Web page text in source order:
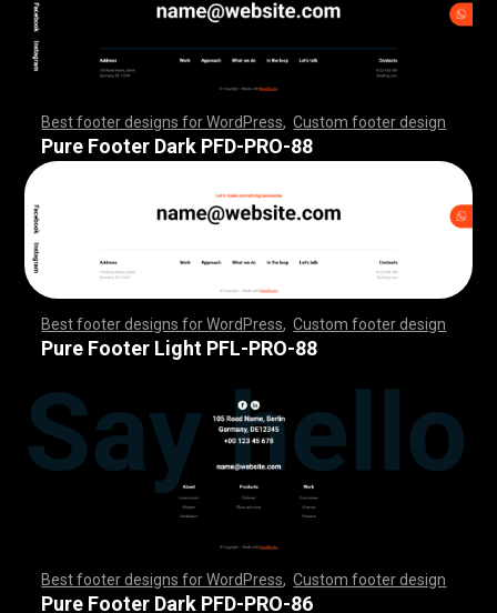
Best footer designs for WordPress ,Custom footer design
,,,,,,,,,,,,,,,,,,,,,,,,,,,,,,,,,,,,, ,,,,,,,,,,,,,,,,,,,,,,,,
,,,,,,,,,,,,,,,,,,,,,,,,,,,,,,,,,,,,, ,,,,,,,,,,,,,,,,,,,,,,,,
,,,,,,,,
Pure Footer Dark PFD-PRO-88
Best footer designs for WordPress ,Custom footer design
,,,,,,,,,,,,,,,,,,,,,,,,,,,,,,,,,,,,, ,,,,,,,,,,,,,,,,,,,,,,,,
,,,,,,,,,,,,,,,,,,,,,,,,,,,,,,,,,,,,, ,,,,,,,,,,,,,,,,,,,,,,,,
,,,,,,,,
Pure Footer Light PFL-PRO-88
Best footer designs for WordPress ,Custom footer design
,,,,,,,,,,,,,,,,,,,,,,,,,,,,,,,,,,,,, ,,,,,,,,,,,,,,,,,,,,,,,,
,,,,,,,,,,,,,,,,,,,,,,,,,,,,,,,,,,,,, ,,,,,,,,,,,,,,,,,,,,,,,,
,,,,,,,,
Pure Footer Dark PFD-PRO-86